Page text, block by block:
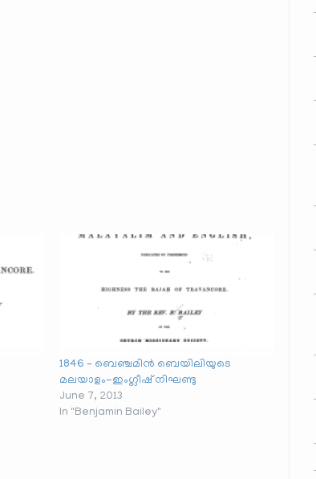
1846 – ബെഞ്ചമിൻ ബെയിലിയുടെ
മലയാളം-ഇംഗ്ലീഷ് നിഘണ്ടു
June 7, 2013
In "Benjamin Bailey"